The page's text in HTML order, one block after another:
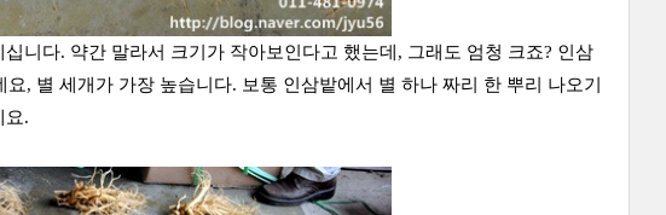
니다. 약간 말라서 크기가 작아보인다고 했는데, 그래도 엄청 크죠? 인삼
, 별 세개가 가장 높습니다. 보통 인삼밭에서 별 하나 짜리 한 뿌리 나오기
요.